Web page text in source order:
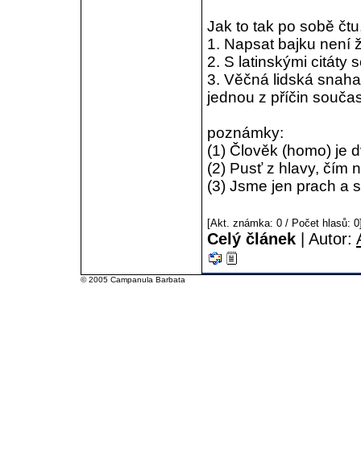
Jak to tak po sobě
1. Napsat bajku není
2. S latinskými citáty
3. Věčná lidská
jednou z příčin
poznámky:
(1) Člověk (homo) je
(2) Pusť z hlavy, čím
(3) Jsme jen prach a
[Akt. známka: 0 / Počet hlasů:
Celý článek | Autor:
© 2005 Campanula Barbata